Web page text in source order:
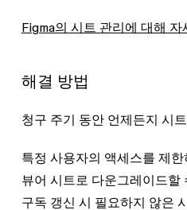
Figma의 시트 관리에 대해 자
해결 방법
청구 주기 동안 언제든지 시
특정 사용자의 액세스를 제
뷰어 시트로 다운그레이드할
구독 갱신 시 필요하지 않은